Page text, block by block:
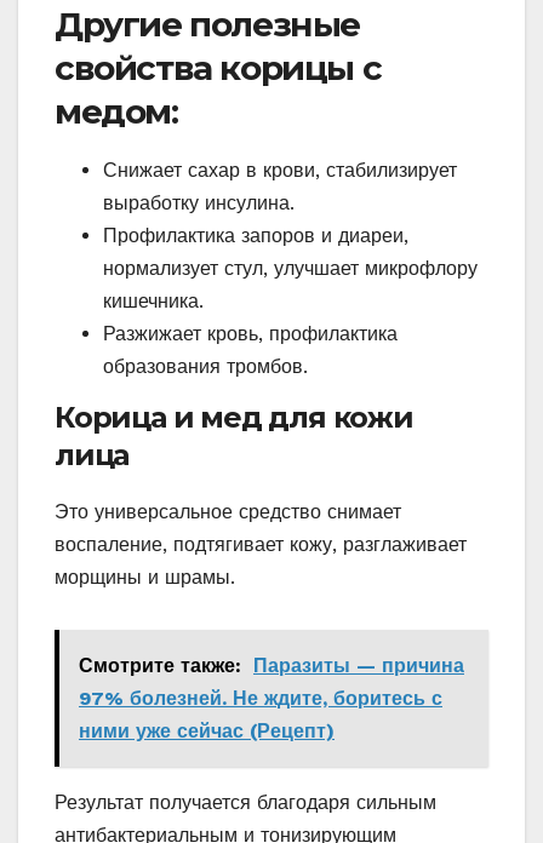
Другие полезные
свойства корицы с
медом:
Снижает сахар в крови, стабилизирует
выработку инсулина.
Профилактика запоров и диареи,
нормализует стул, улучшает микрофлору
кишечника.
Разжижает кровь, профилактика
образования тромбов.
Корица и мед для кожи
лица
Это универсальное средство снимает
воспаление, подтягивает кожу, разглаживает
морщины и шрамы.
Смотрите также:
Паразиты — причина
97% болезней. Не ждите, боритесь с
ними уже сейчас (Рецепт)
Результат получается благодаря сильным
антибактериальным и тонизирующим